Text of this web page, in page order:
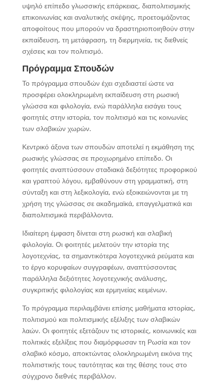
υψηλό επίπεδο γλωσσικής επάρκειας, διαπολιτισμικής
επικοινωνίας και αναλυτικής σκέψης, προετοιμάζοντας
αποφοίτους που μπορούν να δραστηριοποιηθούν στην
εκπαίδευση, τη μετάφραση, τη διερμηνεία, τις διεθνείς
σχέσεις και τον πολιτισμό.
Πρόγραμμα Σπουδών
Το πρόγραμμα σπουδών έχει σχεδιαστεί ώστε να
προσφέρει ολοκληρωμένη εκπαίδευση στη ρωσική
γλώσσα και φιλολογία, ενώ παράλληλα εισάγει τους
φοιτητές στην ιστορία, τον πολιτισμό και τις κοινωνίες
των σλαβικών χωρών.
Κεντρικό άξονα των σπουδών αποτελεί η εκμάθηση της
ρωσικής γλώσσας σε προχωρημένο επίπεδο. Οι
φοιτητές αναπτύσσουν σταδιακά δεξιότητες προφορικού
και γραπτού λόγου, εμβαθύνουν στη γραμματική, στη
σύνταξη και στη λεξικολογία, ενώ εξοικειώνονται με τη
χρήση της γλώσσας σε ακαδημαϊκά, επαγγελματικά και
διαπολιτισμικά περιβάλλοντα.
Ιδιαίτερη έμφαση δίνεται στη ρωσική και σλαβική
φιλολογία. Οι φοιτητές μελετούν την ιστορία της
λογοτεχνίας, τα σημαντικότερα λογοτεχνικά ρεύματα και
το έργο κορυφαίων συγγραφέων, αναπτύσσοντας
παράλληλα δεξιότητες λογοτεχνικής ανάλυσης,
συγκριτικής φιλολογίας και ερμηνείας κειμένων.
Το πρόγραμμα περιλαμβάνει επίσης μαθήματα ιστορίας,
πολιτισμού και πολιτισμικής εξέλιξης των σλαβικών
λαών. Οι φοιτητές εξετάζουν τις ιστορικές, κοινωνικές και
πολιτικές εξελίξεις που διαμόρφωσαν τη Ρωσία και τον
σλαβικό κόσμο, αποκτώντας ολοκληρωμένη εικόνα της
πολιτιστικής τους ταυτότητας και της θέσης τους στο
σύγχρονο διεθνές περιβάλλον.